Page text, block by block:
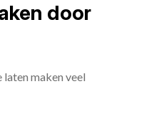
door
maken veel